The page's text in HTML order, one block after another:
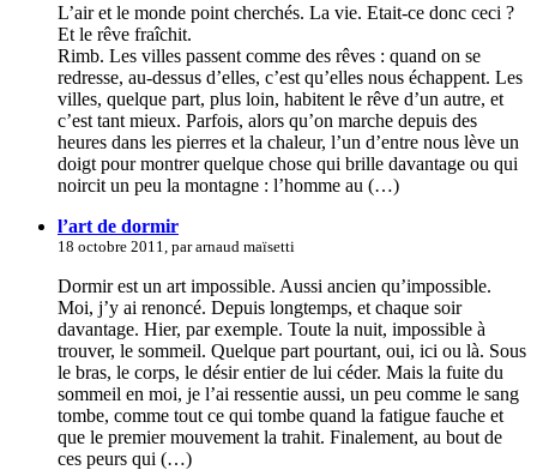
L’air et le monde point cherchés. La vie. Etait-ce donc ceci ?
Et le rêve fraîchit.
Rimb. Les villes passent comme des rêves : quand on se
redresse, au-dessus d’elles, c’est qu’elles nous échappent. Les
villes, quelque part, plus loin, habitent le rêve d’un autre, et
c’est tant mieux. Parfois, alors qu’on marche depuis des
heures dans les pierres et la chaleur, l’un d’entre nous lève un
doigt pour montrer quelque chose qui brille davantage ou qui
noircit un peu la montagne : l’homme au (…)
l’art de dormir
18 octobre 2011, par arnaud maïsetti
Dormir est un art impossible. Aussi ancien qu’impossible.
Moi, j’y ai renoncé. Depuis longtemps, et chaque soir
davantage. Hier, par exemple. Toute la nuit, impossible à
trouver, le sommeil. Quelque part pourtant, oui, ici ou là. Sous
le bras, le corps, le désir entier de lui céder. Mais la fuite du
sommeil en moi, je l’ai ressentie aussi, un peu comme le sang
tombe, comme tout ce qui tombe quand la fatigue fauche et
que le premier mouvement la trahit. Finalement, au bout de
ces peurs qui (…)